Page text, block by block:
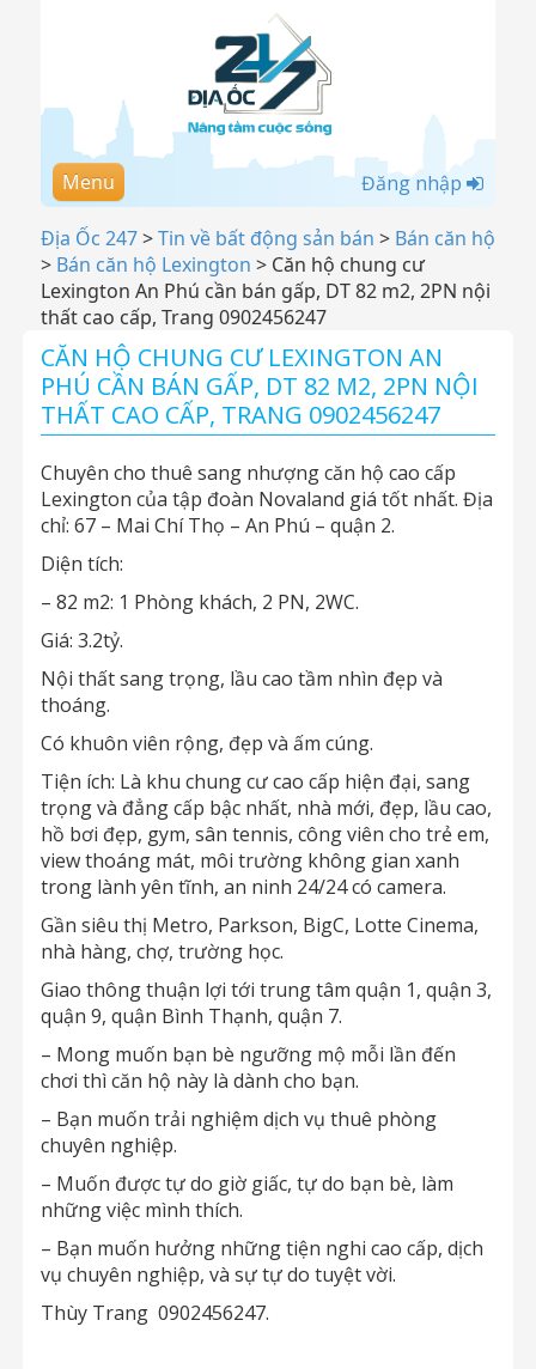
Menu Đăng nhập
Địa Ốc 247>Tin về bất động sản bán > Bán căn hộ
> Bán căn hộ Lexington > Căn hộ chung cư
Lexington An Phú cần bán gấp, DT 82 m2, 2PN nội
thất cao cấp, Trang 0902456247
CĂN HỘ CHUNG CƯ LEXINGTON AN
PHÚ CẦN BÁN GẤP, DT 82 M2, 2PN NỘI
THẤT CAO CẤP, TRANG 0902456247
Chuyên cho thuê sang nhượng căn hộ cao cấp
Lexington của tập đoàn Novaland giá tốt nhất. Địa
chỉ: 67 – Mai Chí Thọ – An Phú – quận 2.
Diện tích:
– 82 m2: 1 Phòng khách, 2 PN, 2WC.
Giá: 3.2tỷ.
Nội thất sang trọng, lầu cao tầm nhìn đẹp và
thoáng.
Có khuôn viên rộng, đẹp và ấm cúng.
Tiện ích: Là khu chung cư cao cấp hiện đại, sang
trọng và đẳng cấp bậc nhất, nhà mới, đẹp, lầu cao,
hồ bơi đẹp, gym, sân tennis, công viên cho trẻ em,
view thoáng mát, môi trường không gian xanh
trong lành yên tĩnh, an ninh 24/24 có camera.
Gần siêu thị Metro, Parkson, BigC, Lotte Cinema,
nhà hàng, chợ, trường học.
Giao thông thuận lợi tới trung tâm quận 1, quận 3,
quận 9, quận Bình Thạnh, quận 7.
– Mong muốn bạn bè ngưỡng mộ mỗi lần đến
chơi thì căn hộ này là dành cho bạn.
– Bạn muốn trải nghiệm dịch vụ thuê phòng
chuyên nghiệp.
– Muốn được tự do giờ giấc, tự do bạn bè, làm
những việc mình thích.
– Bạn muốn hưởng những tiện nghi cao cấp, dịch
vụ chuyên nghiệp, và sự tự do tuyệt vời.
Thùy Trang 0902456247.